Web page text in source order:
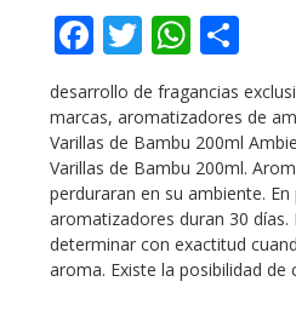
Facebook
Twitter
desarrollo de fragancias
marcas, aromatizadores de
Varillas de Bambu 200ml
Varillas de Bambu 200ml.
perduraran en su ambiente.
aromatizadores duran 30 días.
determinar con exactitud
aroma. Existe la posibilidad de